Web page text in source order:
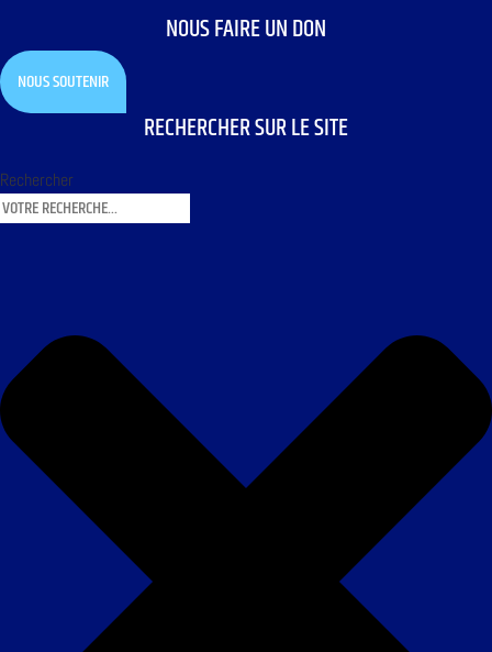
NOUS FAIRE UN DON
NOUS SOUTENIR
RECHERCHER SUR LE SITE
Rechercher